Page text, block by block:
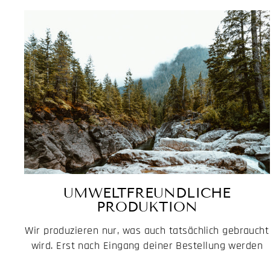
UMWELTFREUNDLICHE
PRODUKTION
Wir produzieren nur, was auch tatsächlich gebraucht
wird. Erst nach Eingang deiner Bestellung werden